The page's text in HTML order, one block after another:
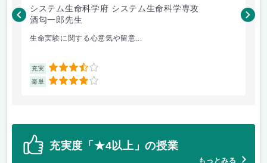
システム生命科学府 システム生命科学専攻
酒匂一郎先生
生命実験に関する心意気や留意...
充実 3.5
楽単 4
村
充実度「★4以上」の授業
もっとみる